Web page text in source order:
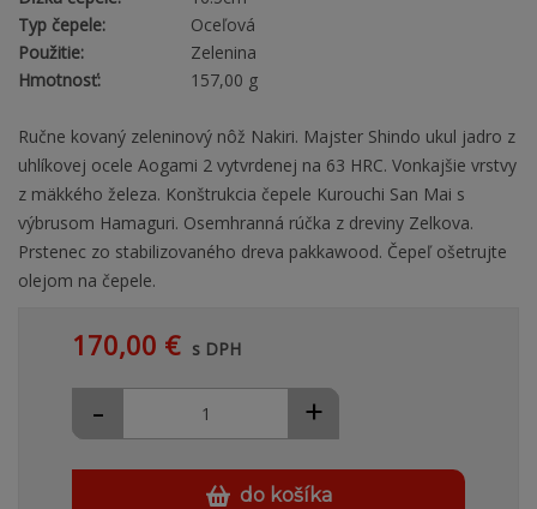
Typ čepele:
Oceľová
Použitie:
Zelenina
Hmotnosť:
157,00 g
Ručne kovaný zeleninový nôž Nakiri. Majster Shindo ukul jadro z
uhlíkovej ocele Aogami 2 vytvrdenej na 63 HRC. Vonkajšie vrstvy
z mäkkého železa. Konštrukcia čepele Kurouchi San Mai s
výbrusom Hamaguri. Osemhranná rúčka z dreviny Zelkova.
Prstenec zo stabilizovaného dreva pakkawood. Čepeľ ošetrujte
olejom na čepele.
170,00 € s DPH
+
-
do košíka